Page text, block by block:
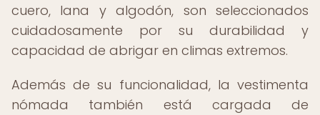
cuero, lana y algodón, son seleccionados
cuidadosamente por su durabilidad y
capacidad de abrigar en climas extremos.
Además de su funcionalidad, la vestimenta
nómada también está cargada de